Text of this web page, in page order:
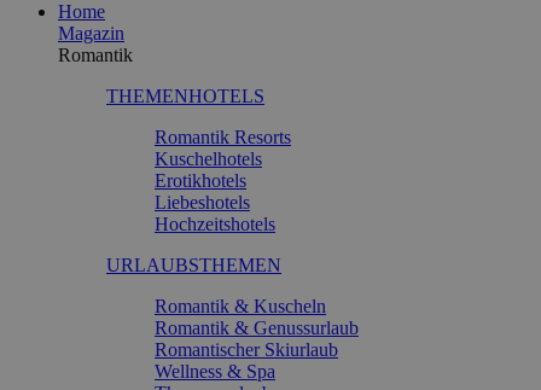
Home
Magazin
Romantik
THEMENHOTELS
Romantik Resorts
Kuschelhotels
Erotikhotels
Liebeshotels
Hochzeitshotels
URLAUBSTHEMEN
Romantik & Kuscheln
Romantik & Genussurlaub
Romantischer Skiurlaub
Wellness & Spa